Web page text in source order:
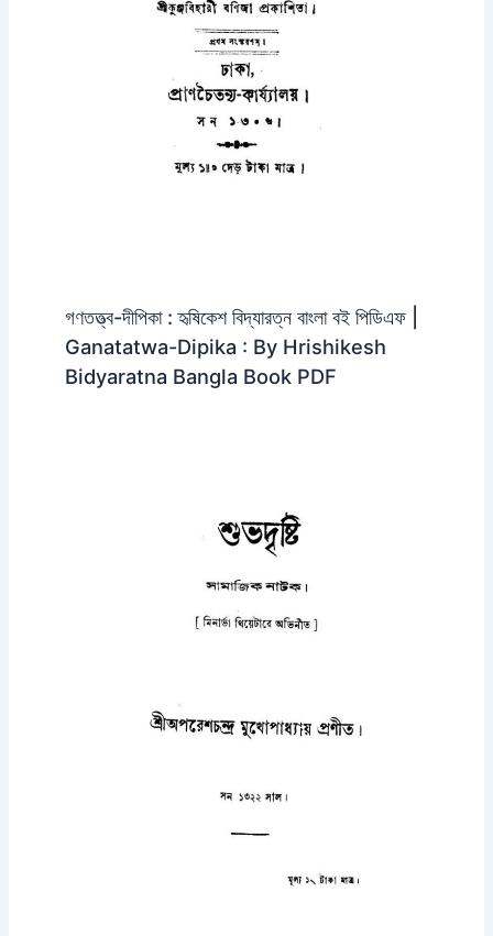
গণতত্ত্ব-দীপিকা : হৃষিকেশ বিদ্যারত্ন বাংলা বই পিডিএফ |
Ganatatwa-Dipika : By Hrishikesh
Bidyaratna Bangla Book PDF